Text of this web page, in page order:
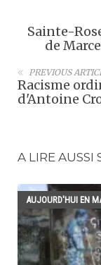
Sainte-
de
PREVIOUS
Racisme
d'Antoine
A LIRE AUSSI
AUJOURD'HUI EN